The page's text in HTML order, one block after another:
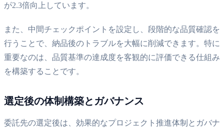
が2.3倍向上しています。
また、中間チェックポイントを設定し、段階的な品質確認を
行うことで、納品後のトラブルを大幅に削減できます。特に
重要なのは、品質基準の達成度を客観的に評価できる仕組み
を構築することです。
選定後の体制構築とガバナンス
委託先の選定後は、効果的なプロジェクト推進体制とガバナ